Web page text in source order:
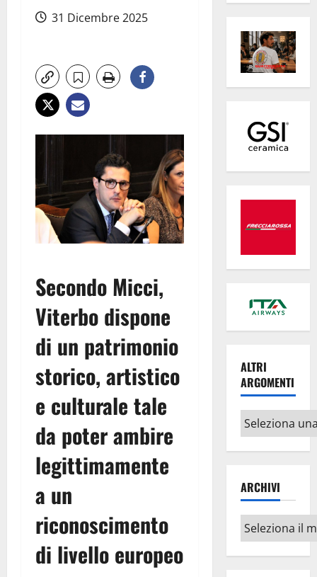
31 Dicembre 2025
Secondo Micci,
Viterbo dispone
di un patrimonio
storico, artistico
e culturale tale
da poter ambire
legittimamente
a un
riconoscimento
di livello europeo
ALTRI
ARGOMENTI
Altri
argomenti
ARCHIVI
Archivi